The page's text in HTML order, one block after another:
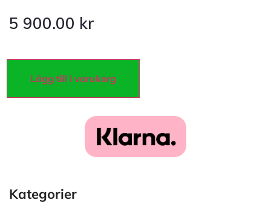
5 900.00 kr
Lägg till i varukorg
Kategorier